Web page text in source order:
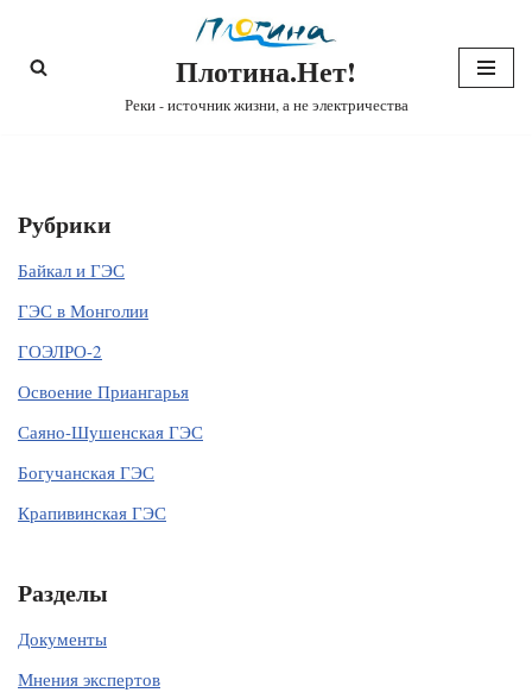
Перейти
Плотина.Нет!
Реки - источник жизни, а не электричества
Рубрики
Байкал и ГЭС
ГЭС в Монголии
ГОЭЛРО-2
Освоение Приангарья
Саяно-Шушенская ГЭС
Богучанская ГЭС
Крапивинская ГЭС
Разделы
Документы
Мнения экспертов